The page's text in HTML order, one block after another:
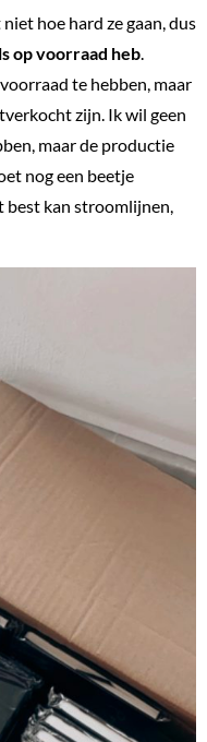
hoe hard ze gaan, dus
op voorraad heb
te hebben, maar
zijn. Ik wil geen
maar de productie
nog een beetje
kan stroomlijnen,